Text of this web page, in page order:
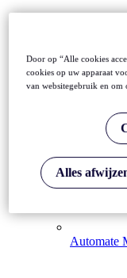
Automate
Door op “Alle cookies
cookies op uw apparaat
van websitegebruik en om
Alles